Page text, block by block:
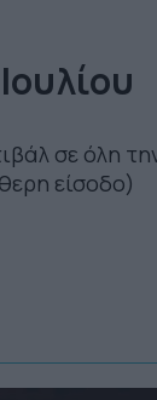
σε όλη
είσοδο)